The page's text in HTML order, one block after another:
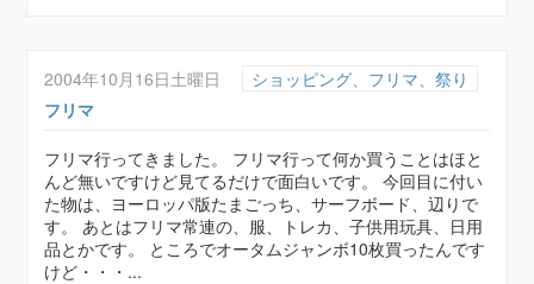
2004年10月16日土曜日
ショッピング、フリマ、祭り
フリマ
フリマ行ってきました。 フリマ行って何か買うことはほと
んど無いですけど見てるだけで面白いです。 今回目に付い
た物は、ヨーロッパ版たまごっち、サーフボード、辺りで
す。 あとはフリマ常連の、服、トレカ、子供用玩具、日用
品とかです。 ところでオータムジャンボ10枚買ったんです
けど・・・...